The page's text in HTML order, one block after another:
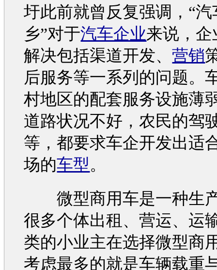
圩此前就曾反复强调，“汽
乡”对于汽车企业来说，
解决包括渠道开发、营销
后服务等一系列的问题。
村地区的配套服务设施薄
道路状况不好，农民的驾
等，都要求车企开发出适
场的车型。
微型商用车是一种生
很多个体出租、营运、运
类的小业主在选择微型商
考虑最多的就是车辆载重